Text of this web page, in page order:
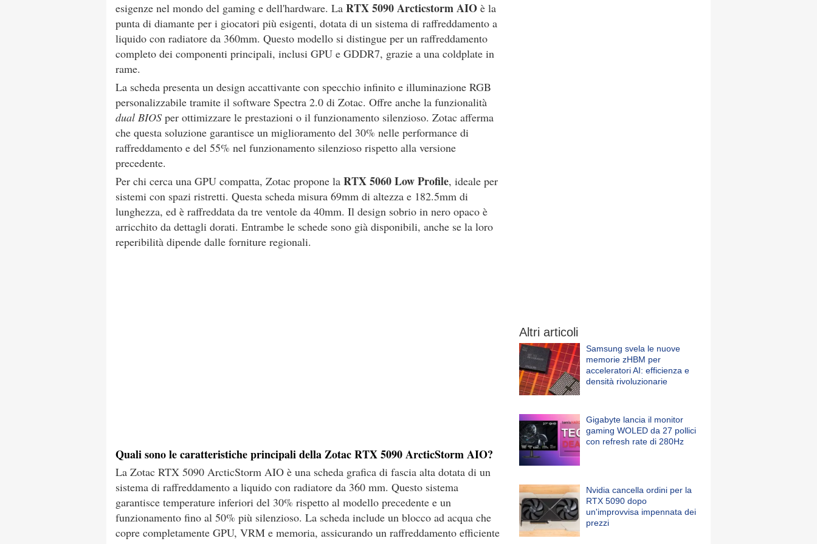
esigenze nel mondo del gaming e dell'hardware. La RTX 5090 Arcticstorm AIO è la
punta di diamante per i giocatori più esigenti, dotata di un sistema di raffreddamento a
liquido con radiatore da 360mm. Questo modello si distingue per un raffreddamento
completo dei componenti principali, inclusi GPU e GDDR7, grazie a una coldplate in
rame.
La scheda presenta un design accattivante con specchio infinito e illuminazione RGB
personalizzabile tramite il software Spectra 2.0 di Zotac. Offre anche la funzionalità
dual BIOS per ottimizzare le prestazioni o il funzionamento silenzioso. Zotac afferma
che questa soluzione garantisce un miglioramento del 30% nelle performance di
raffreddamento e del 55% nel funzionamento silenzioso rispetto alla versione
precedente.
Per chi cerca una GPU compatta, Zotac propone la RTX 5060 Low Profile, ideale per
sistemi con spazi ristretti. Questa scheda misura 69mm di altezza e 182.5mm di
lunghezza, ed è raffreddata da tre ventole da 40mm. Il design sobrio in nero opaco è
arricchito da dettagli dorati. Entrambe le schede sono già disponibili, anche se la loro
reperibilità dipende dalle forniture regionali.
Quali sono le caratteristiche principali della Zotac RTX 5090 ArcticStorm AIO?
La Zotac RTX 5090 ArcticStorm AIO è una scheda grafica di fascia alta dotata di un
sistema di raffreddamento a liquido con radiatore da 360 mm. Questo sistema
garantisce temperature inferiori del 30% rispetto al modello precedente e un
funzionamento fino al 50% più silenzioso. La scheda include un blocco ad acqua che
copre completamente GPU, VRM e memoria, assicurando un raffreddamento efficiente
Altri articoli
Samsung svela le nuove
memorie zHBM per
acceleratori AI: efficienza e
densità rivoluzionarie
Gigabyte lancia il monitor
gaming WOLED da 27 pollici
con refresh rate di 280Hz
Nvidia cancella ordini per la
RTX 5090 dopo
un'improvvisa impennata dei
prezzi